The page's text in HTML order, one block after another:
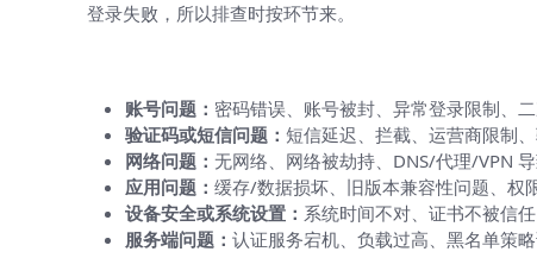
登录失败，所以排查时按环节来。
账号问题： 密码错误、账号被封、异常登录限制、二
验证码或短信问题： 短信延迟、拦截、运营商限制、
网络问题： 无网络、网络被劫持、DNS/代理/VPN 导
应用问题： 缓存/数据损坏、旧版本兼容性问题、权
设备安全或系统设置： 系统时间不对、证书不被信
服务端问题： 认证服务宕机、负载过高、黑名单策略